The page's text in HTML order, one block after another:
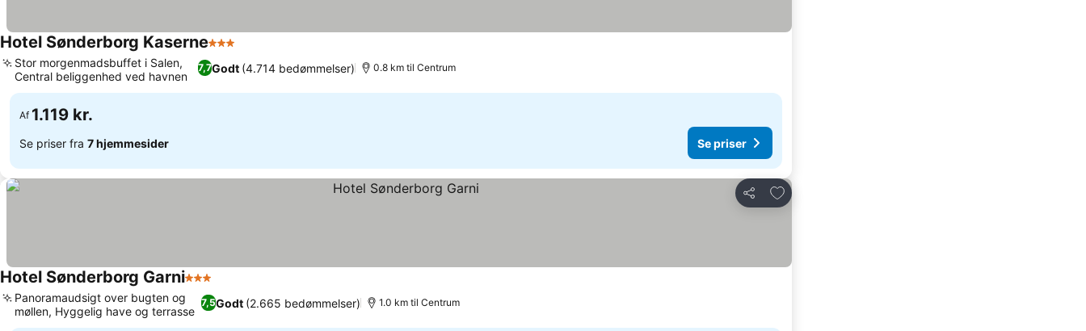
Hotel Sønderborg Kaserne3 Stjerner
7,7Godt (4.714 bedømmelser)
Stor morgenmadsbuffet i Salen,
Central beliggenhed ved havnen
0.8 km til Centrum
Af 1.119 kr.
Se priser fra 7 hjemmesider Se priser
Del
Føj til favoritter
Hotel Sønderborg Garni3 Stjerner
7,5Godt (2.665 bedømmelser)
Panoramaudsigt over bugten og
møllen, Hyggelig have og terrasse
1.0 km til Centrum